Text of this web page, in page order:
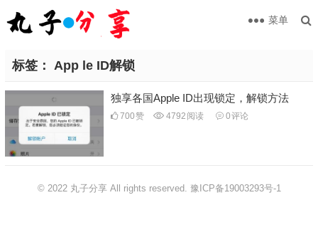
菜单
标签： App le ID解锁
独享各国Apple ID出现锁定，解锁方法
700赞 4792 阅读 0评论
© 2022 丸子分享 All rights reserved. 豫ICP备19003293号-1